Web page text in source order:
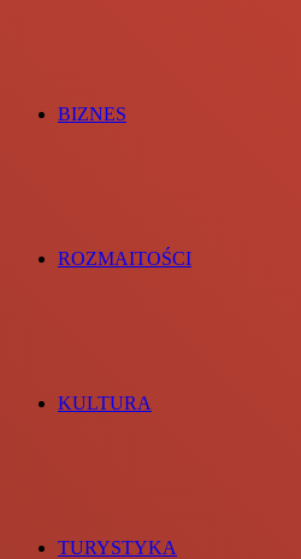
BIZNES
ROZMAITOŚCI
KULTURA
TURYSTYKA